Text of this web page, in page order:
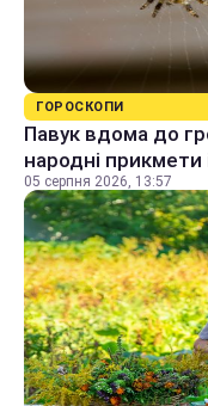
ГОРОСКОПИ
Павук вдома до
народні прикмети
05 серпня 2026, 13:57